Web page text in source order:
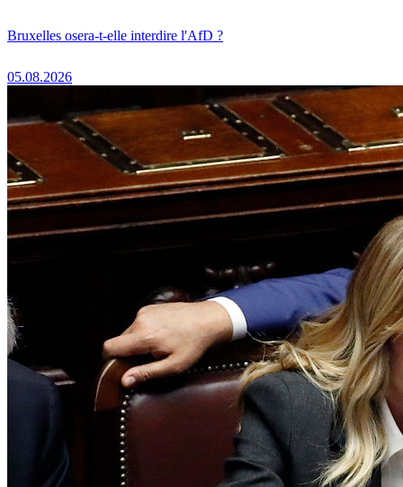
Bruxelles osera-t-elle interdire l'AfD ?
05.08.2026